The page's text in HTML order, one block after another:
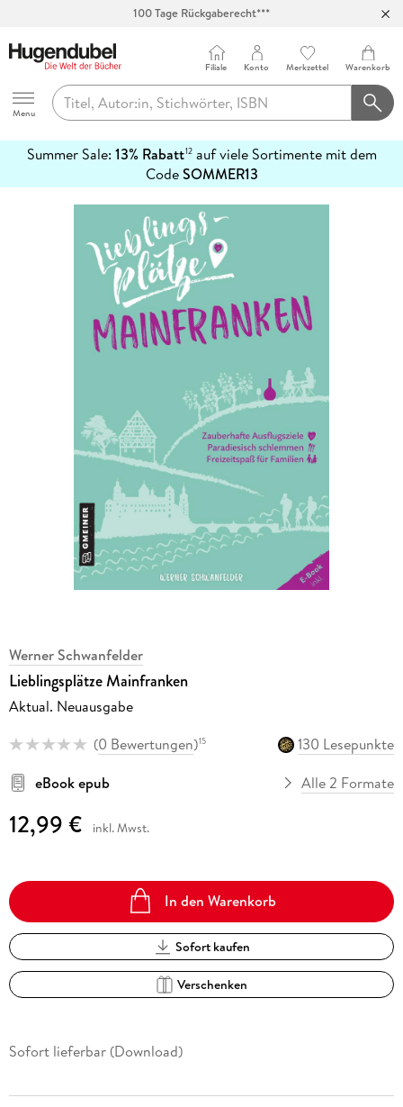
100 Tage Rückgaberecht***
Hugendubel
Menu
Filiale Konto Merkzettel Warenkorb
Summer Sale: 13% Rabatt12auf viele Sortimente mit dem
CodeSOMMER13
erfahren
Werner Schwanfelder
Lieblingsplätze Mainfranken
Aktual. Neuausgabe
(0 Bewertungen)15
130 Lesepunkte
eBook epub
Alle 2 Formate
12,99 € inkl. Mwst.
In den Warenkorb
Sofort kaufen
Verschenken
Sofort lieferbar (Download)